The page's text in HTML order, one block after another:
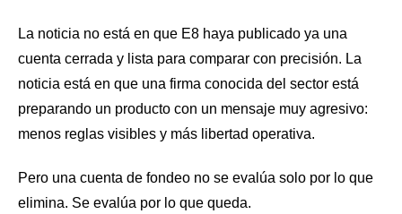
La noticia no está en que E8 haya publicado ya una
cuenta cerrada y lista para comparar con precisión. La
noticia está en que una firma conocida del sector está
preparando un producto con un mensaje muy agresivo:
menos reglas visibles y más libertad operativa.
Pero una cuenta de fondeo no se evalúa solo por lo que
elimina. Se evalúa por lo que queda.